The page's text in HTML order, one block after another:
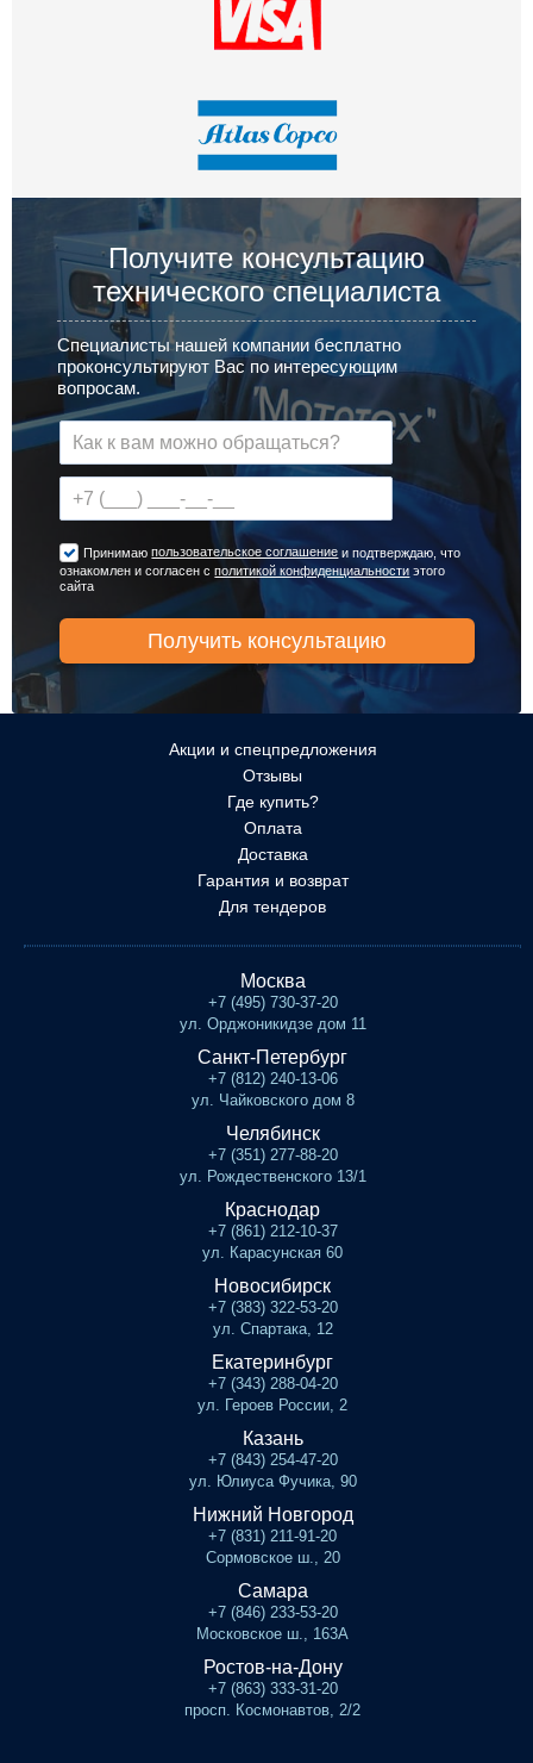
Получите консультацию
технического специалиста
Специалисты нашей компании бесплатно
проконсультируют Вас по интересующим
вопросам.
Принимаюпользовательское соглашение и подтверждаю, что
ознакомлен и согласен сполитикой конфиденциальности этого
сайта
Акции и спецпредложения
Отзывы
Где купить?
Оплата
Доставка
Гарантия и возврат
Для тендеров
Москва
+7 (495) 730-37-20
ул. Орджоникидзе дом 11
Санкт-Петербург
+7 (812) 240-13-06
ул. Чайковского дом 8
Челябинск
+7 (351) 277-88-20
ул. Рождественского 13/1
Краснодар
+7 (861) 212-10-37
ул. Карасунская 60
Новосибирск
+7 (383) 322-53-20
ул. Спартака, 12
Екатеринбург
+7 (343) 288-04-20
ул. Героев России, 2
Казань
+7 (843) 254-47-20
ул. Юлиуса Фучика, 90
Нижний Новгород
+7 (831) 211-91-20
Сормовское ш., 20
Самара
+7 (846) 233-53-20
Московское ш., 163А
Ростов-на-Дону
+7 (863) 333-31-20
просп. Космонавтов, 2/2